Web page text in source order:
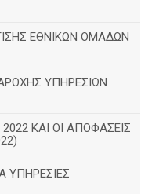
ΕΘΝΙΚΩΝ ΟΜΑΔΩΝ
ΥΠΗΡΕΣΙΩΝ
ΚΑΙ ΟΙ ΑΠΟΦΑΣΕΙΣ
ΥΠΗΡΕΣΙΕΣ